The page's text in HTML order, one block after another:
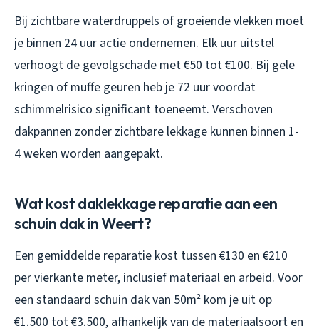
Bij zichtbare waterdruppels of groeiende vlekken moet
je binnen 24 uur actie ondernemen. Elk uur uitstel
verhoogt de gevolgschade met €50 tot €100. Bij gele
kringen of muffe geuren heb je 72 uur voordat
schimmelrisico significant toeneemt. Verschoven
dakpannen zonder zichtbare lekkage kunnen binnen 1-
4 weken worden aangepakt.
Wat kost daklekkage reparatie aan een
schuin dak in Weert?
Een gemiddelde reparatie kost tussen €130 en €210
per vierkante meter, inclusief materiaal en arbeid. Voor
een standaard schuin dak van 50m² kom je uit op
€1.500 tot €3.500, afhankelijk van de materiaalsoort en